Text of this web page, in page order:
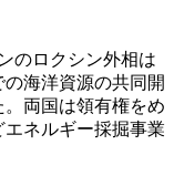
のロクシン外相は
海洋資源の共同開
両国は領有権をめ
ネルギー採掘事業